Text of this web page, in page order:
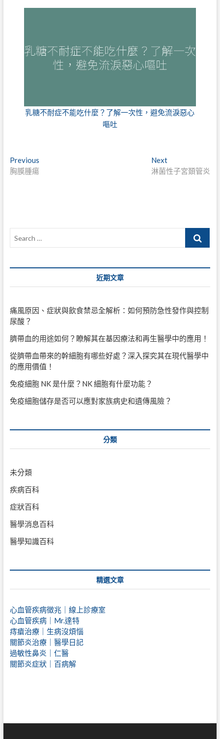
乳糖不耐症不能吃什麼？了解一次性，避免流淚惡心
嘔吐
文
章
PreviousPrevious
post:
胸膜腫瘍
NextNext
post:
淋菌性子宮頚管炎
Search
近期文章
痛風原因、症狀與飲食禁忌全解析：如何預防急性發作與控制
尿酸？
臍帶血的用途如何？瞭解其在基因療法和再生醫學中的應用！
從臍帶血帶來的幹細胞有哪些好處？深入探究其在現代醫學中
的應用價值！
免疫細胞 NK 是什麼？NK 細胞有什麼功能？
免疫細胞儲存是否可以應對家族病史和遺傳風險？
分類
未分類
疾病百科
症狀百科
醫學消息百科
醫學知識百科
精選文章
心血管疾病徵兆｜線上診療室
心血管疾病｜Mr.達特
痔瘡治療｜ 生病沒煩惱
關節炎治療｜醫學日記
過敏性鼻炎｜仁醫
關節炎症狀｜百病解